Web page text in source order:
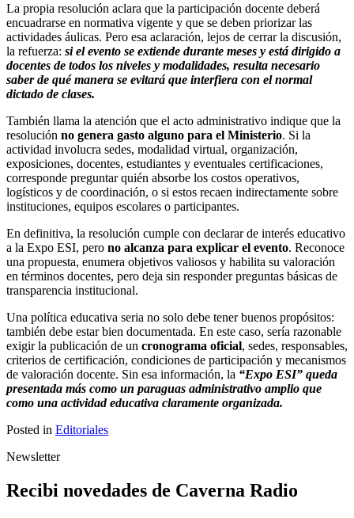
La propia resolución aclara que la participación docente deberá
encuadrarse en normativa vigente y que se deben priorizar las
actividades áulicas. Pero esa aclaración, lejos de cerrar la discusión,
la refuerza: si el evento se extiende durante meses y está dirigido a
docentes de todos los niveles y modalidades, resulta necesario
saber de qué manera se evitará que interfiera con el normal
dictado de clases.
También llama la atención que el acto administrativo indique que la
resolución no genera gasto alguno para el Ministerio. Si la
actividad involucra sedes, modalidad virtual, organización,
exposiciones, docentes, estudiantes y eventuales certificaciones,
corresponde preguntar quién absorbe los costos operativos,
logísticos y de coordinación, o si estos recaen indirectamente sobre
instituciones, equipos escolares o participantes.
En definitiva, la resolución cumple con declarar de interés educativo
a la Expo ESI, pero no alcanza para explicar el evento. Reconoce
una propuesta, enumera objetivos valiosos y habilita su valoración
en términos docentes, pero deja sin responder preguntas básicas de
transparencia institucional.
Una política educativa seria no solo debe tener buenos propósitos:
también debe estar bien documentada. En este caso, sería razonable
exigir la publicación de un cronograma oficial, sedes, responsables,
criterios de certificación, condiciones de participación y mecanismos
de valoración docente. Sin esa información, la “Expo ESI” queda
presentada más como un paraguas administrativo amplio que
como una actividad educativa claramente organizada.
Posted in Editoriales
Newsletter
Recibi novedades de Caverna Radio